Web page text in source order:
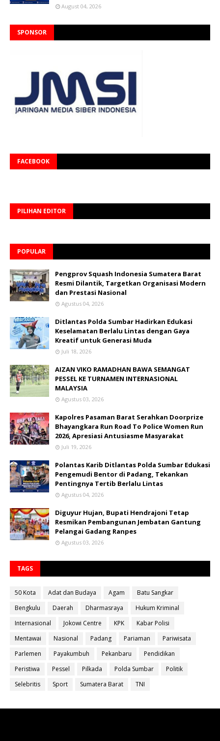
August 04, 2026
SPONSOR
FACEBOOK
PILIHAN EDITOR
POPULAR
Pengprov Squash Indonesia Sumatera Barat
Resmi Dilantik, Targetkan Organisasi Modern
dan Prestasi Nasional
Agustus 04, 2026
Ditlantas Polda Sumbar Hadirkan Edukasi
Keselamatan Berlalu Lintas dengan Gaya
Kreatif untuk Generasi Muda
Juli 18, 2026
AIZAN VIKO RAMADHAN BAWA SEMANGAT
PESSEL KE TURNAMEN INTERNASIONAL
MALAYSIA
Agustus 03, 2026
Kapolres Pasaman Barat Serahkan Doorprize
Bhayangkara Run Road To Police Women Run
2026, Apresiasi Antusiasme Masyarakat
Juli 19, 2026
Polantas Karib Ditlantas Polda Sumbar Edukasi
Pengemudi Bentor di Padang, Tekankan
Pentingnya Tertib Berlalu Lintas
Agustus 04, 2026
Diguyur Hujan, Bupati Hendrajoni Tetap
Resmikan Pembangunan Jembatan Gantung
Pelangai Gadang Ranpes
Agustus 03, 2026
TAGS
50 Kota Adat dan Budaya Agam
Batu Sangkar
Bengkulu
Daerah Dharmasraya
Hukum Kriminal
Internasional
Jokowi Centre KPK
Kabar Polisi
Mentawai
Nasional Padang Pariaman
Pariwisata
Parlemen
Payakumbuh Pekanbaru
Pendidikan
Peristiwa
Pessel Pilkada Polda Sumbar
Politik
Selebritis
Sport Sumatera Barat TNI